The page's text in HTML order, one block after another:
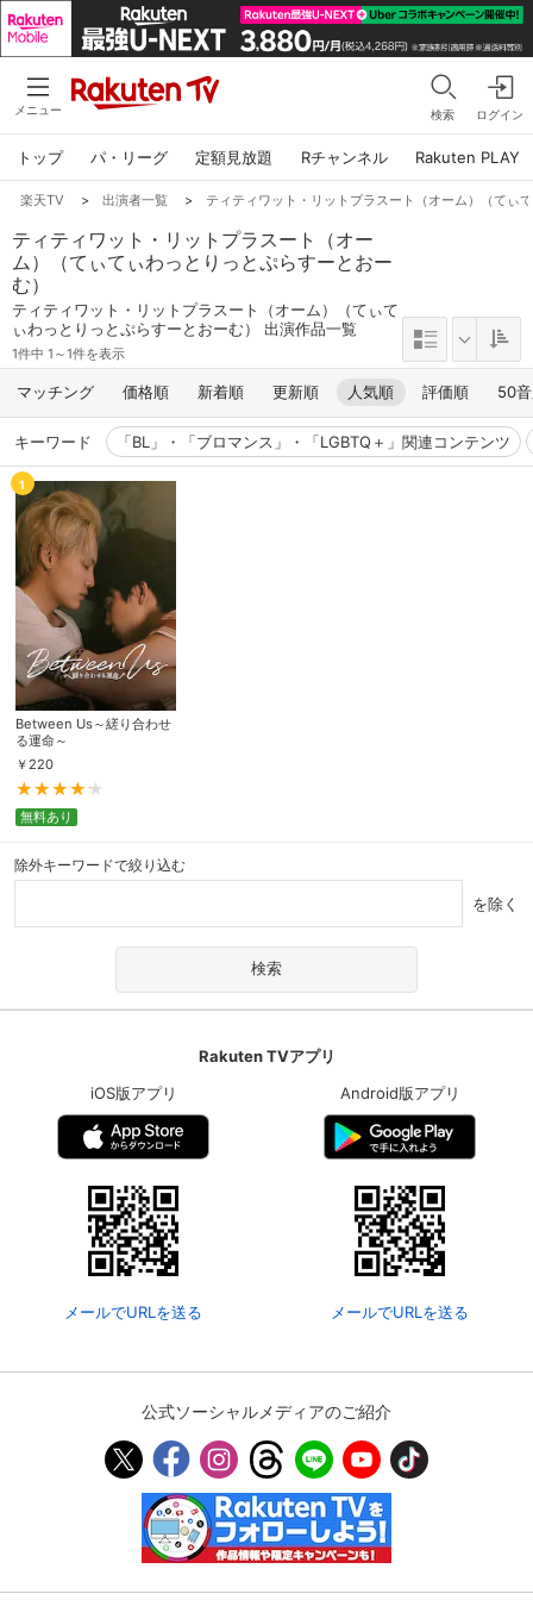
メニュー 検索 ログイン
トップ パ・リーグ 定額見放題 Rチャンネル Rakuten PLAY
楽天TV > 出演者一覧 > ティティワット・リットプラスート（オーム）（てぃ
ティティワット・リットプラスート（オー
ム）（てぃてぃわっとりっとぷらすーとおー
む）
ティティワット・リットプラスート（オーム）（てぃて
ぃわっとりっとぷらすーとおーむ） 出演作品一覧
1件中 1～1件を表示
マッチング 価格順 新着順 更新順 人気順 評価順 50
キーワード 「BL」・「ブロマンス」・「LGBTQ＋」関連コンテンツ
1
Between Us～縒り合わせ
る運命～
￥ 220
無料あり
除外キーワードで絞り込む
を除く
Rakuten TVアプリ
iOS版アプリ
メールでURLを送る
Android版アプリ
メールでURLを送る
公式ソーシャルメディアのご紹介